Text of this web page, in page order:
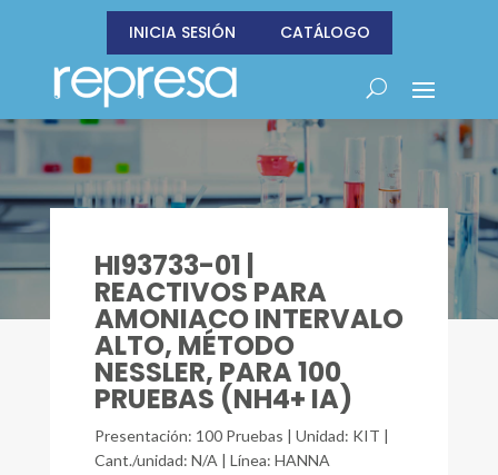
INICIA SESIÓN CATÁLOGO
HI93733-01 |
REACTIVOS PARA
AMONIACO INTERVALO
ALTO, MÉTODO
NESSLER, PARA 100
PRUEBAS (NH4+ IA)
Presentación: 100 Pruebas | Unidad: KIT |
Cant./unidad: N/A | Línea: HANNA